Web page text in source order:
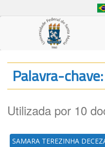
Palavra-
Utilizada por 10
SAMARA TEREZINHA